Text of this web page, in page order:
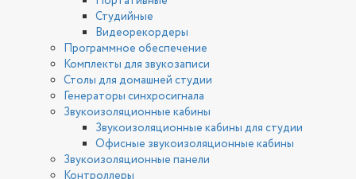
Студийные
Видеорекордеры
Программное обеспечение
Комплекты для звукозаписи
Столы для домашней студии
Генераторы синхросигнала
Звукоизоляционные кабины
Звукоизоляционные кабины для студии
Офисные звукоизоляционные кабины
Звукоизоляционные панели
Контроллеры